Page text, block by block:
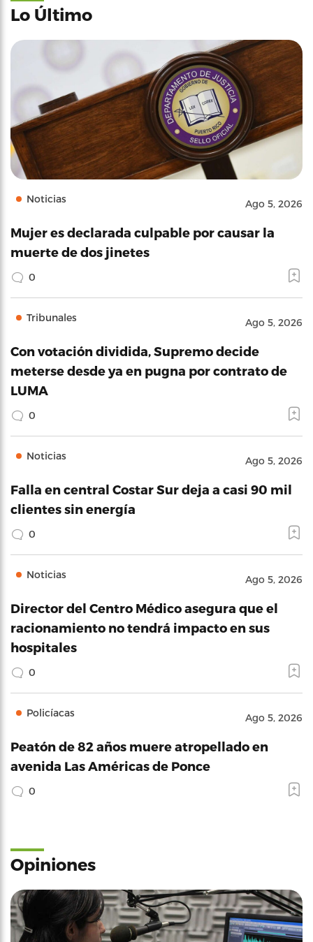
Lo Último
Noticias Ago 5, 2026
Mujer es declarada culpable por causar la
muerte de dos jinetes
0
Tribunales Ago 5, 2026
Con votación dividida, Supremo decide
meterse desde ya en pugna por contrato de
LUMA
0
Noticias Ago 5, 2026
Falla en central Costar Sur deja a casi 90 mil
clientes sin energía
0
Noticias Ago 5, 2026
Director del Centro Médico asegura que el
racionamiento no tendrá impacto en sus
hospitales
0
Policíacas Ago 5, 2026
Peatón de 82 años muere atropellado en
avenida Las Américas de Ponce
0
Opiniones